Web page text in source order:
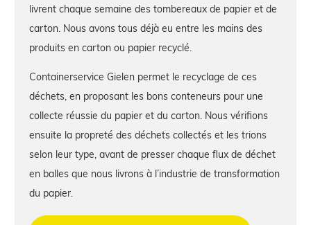
livrent chaque semaine des tombereaux de papier et de
carton. Nous avons tous déjà eu entre les mains des
produits en carton ou papier recyclé.
Containerservice Gielen permet le recyclage de ces
déchets, en proposant les bons conteneurs pour une
collecte réussie du papier et du carton. Nous vérifions
ensuite la propreté des déchets collectés et les trions
selon leur type, avant de presser chaque flux de déchet
en balles que nous livrons à l’industrie de transformation
du papier.